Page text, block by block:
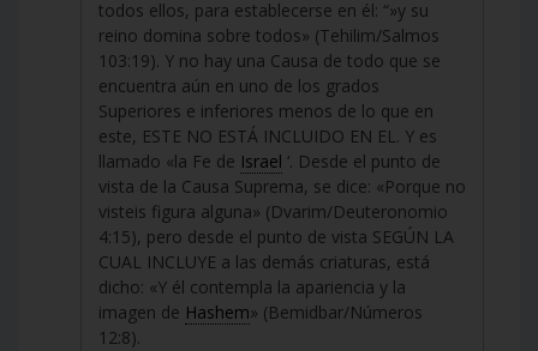
todos ellos, para establecerse en él: “»y su
reino domina sobre todos» (Tehilim/Salmos
103:19). Y no hay una Causa de todo que se
encuentra aún en uno de los grados
Superiores e inferiores menos de lo que en
este, ESTE NO ESTÁ INCLUIDO EN EL. Y es
llamado «la Fe de Israel ‘. Desde el punto de
vista de la Causa Suprema, se dice: «Porque no
visteis figura alguna» (Dvarim/Deuteronomio
4:15), pero desde el punto de vista SEGÚN LA
CUAL INCLUYE a las demás criaturas, está
dicho: «Y él contempla la apariencia y la
imagen de Hashem» (Bemidbar/Números
12:8).